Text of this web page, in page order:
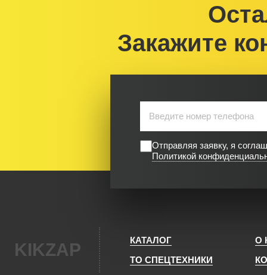
Закажите
Отправляя заявку, я
Политикой
KIKZAP КАТАЛОГ
О
ТО СПЕЦТЕХНИКИ